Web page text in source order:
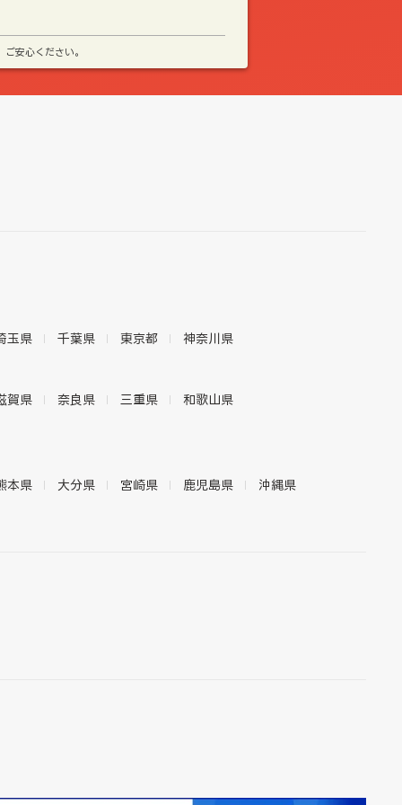
安心ください。
玉県 千葉県 東京都 神奈川県
賀県 奈良県 三重県 和歌山県
本県 大分県 宮崎県 鹿児島県 沖縄県